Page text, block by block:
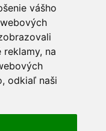
vášho
na
odkiaľ naši